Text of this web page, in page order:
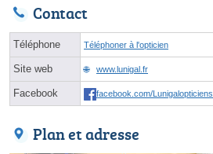
Contact
Téléphone Téléphoner à l'opticien
Site web www.lunigal.fr
Facebook facebook.com/
Plan et adresse